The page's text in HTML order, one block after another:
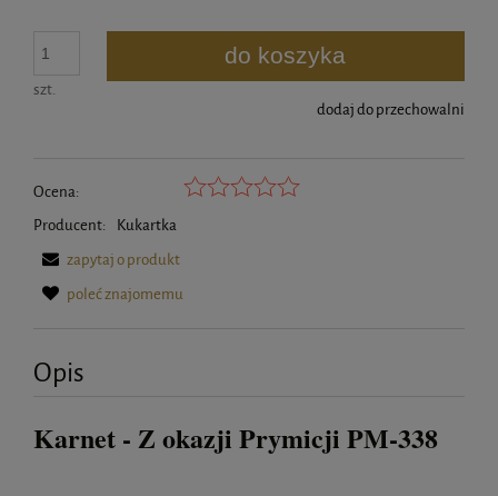
szt.
do koszyka
dodaj do przechowalni
Ocena:
Producent:
Kukartka
zapytaj o produkt
poleć znajomemu
Opis
Karnet - Z okazji Prymicji PM-338